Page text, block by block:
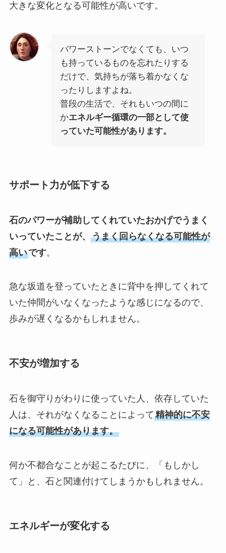
大きな変化となる可能性が高いです。
パワーストーンでなくても、いつ
も持っているものを忘れたりする
だけで、気持ちが落ち着かなくな
ったりしますよね。
普段の生活で、それもいつの間に
かエネルギー循環の一部として使
っていた可能性があります。
サポート力が低下する
石のパワーが補助してくれていたおかげでうまく
いっていたことが、 うまく回らなくなる可能性が
高いです。
急な坂道を登っていたときに背中を押してくれて
いた仲間がいなくなったような感じになるので、
歩みが遅くなるかもしれません。
不安が増加する
石を御守りがわりに使っていた人、依存していた
人は、それがなくなることによって精神的に不安
になる可能性があります。
何か不都合なことが起こるたびに、「もしかし
て」と、石と関連付けてしまうかもしれません。
エネルギーが変化する